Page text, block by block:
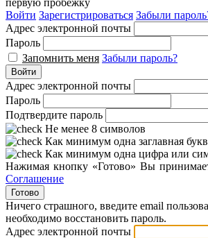
Войти Зарегистрироваться Забыли
Адрес электронной почты
Пароль
Запомнить меня Забыли пароль?
Войти
Адрес электронной почты
Пароль
Подтвердите пароль
Не менее 8 символов
Как минимум одна заглавная
Как минимум одна цифра или
Нажимая кнопку «Готово» Вы
Соглашение
Готово
Ничего страшного, введите email
необходимо восстановить пароль.
Адрес электронной почты